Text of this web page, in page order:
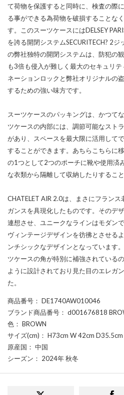
て荷物を保護すると同時に、検査の際
る事ができる為荷物を破損することな
す。このスーツケースにはDELSEY
を誇る開閉システムSECURITECH? 2
の弊社独特の開閉システムは、防犯の
も3倍も侵入が難しく最大のセキュリ
ネーションロックと弊社オリジナルの
するための強い味方です。
スーツケースのパッキングは、かつて
ツケースの内部には、調節可能なスト
があり、スペースを最大限に活用して
することができます。あちらこちらに
の1つとして2つのポーチに靴や使用済
な衣類から隔離して収納したりすること
CHATELET AIR 2.0は、まさにフラン
ガンスを具現化したものです。そのデ
連想させ、ユニークなラインはモダン
ヴィンテージデザインを彷彿とさせる
ンチシックなデザインとなっています
ツケースの角が特別に補強されている
ように設計されており見た目のエレガ
た。
商品番号 ： DE1740AW010046
ブランド商品番号 ： d001676818
色 ： BROWN
サイズ(cm) ： H73cm W 42cm D35.5cm
原産国 ： 中国
シーズン ： 2024年 秋冬